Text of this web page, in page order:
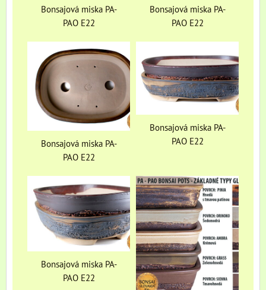
Bonsajová miska PA-
PAO E22
Bonsajová miska PA-
PAO E22
Bonsajová miska PA-
PAO E22
Bonsajová miska PA-
PAO E22
Bonsajová miska PA-
PAO E22